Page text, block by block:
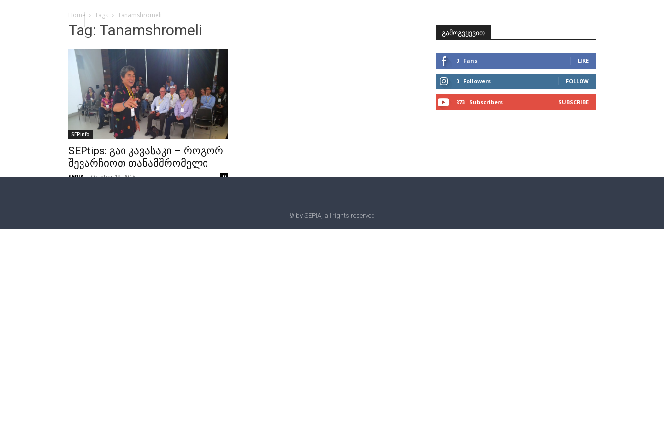
Home Tags Tanamshromeli
Tag: Tanamshromeli
SEPinfo
SEPtips: გაი კავასაკი – როგორ
შევარჩიოთ თანამშრომელი
SEPIA - October 19, 2015 0
გამოგვყევით
0 Fans LIKE
0 Followers FOLLOW
873 Subscribers SUBSCRIBE
© by SEPIA, all rights reserved